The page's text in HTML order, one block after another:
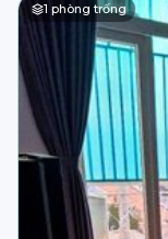
1 phòng trống